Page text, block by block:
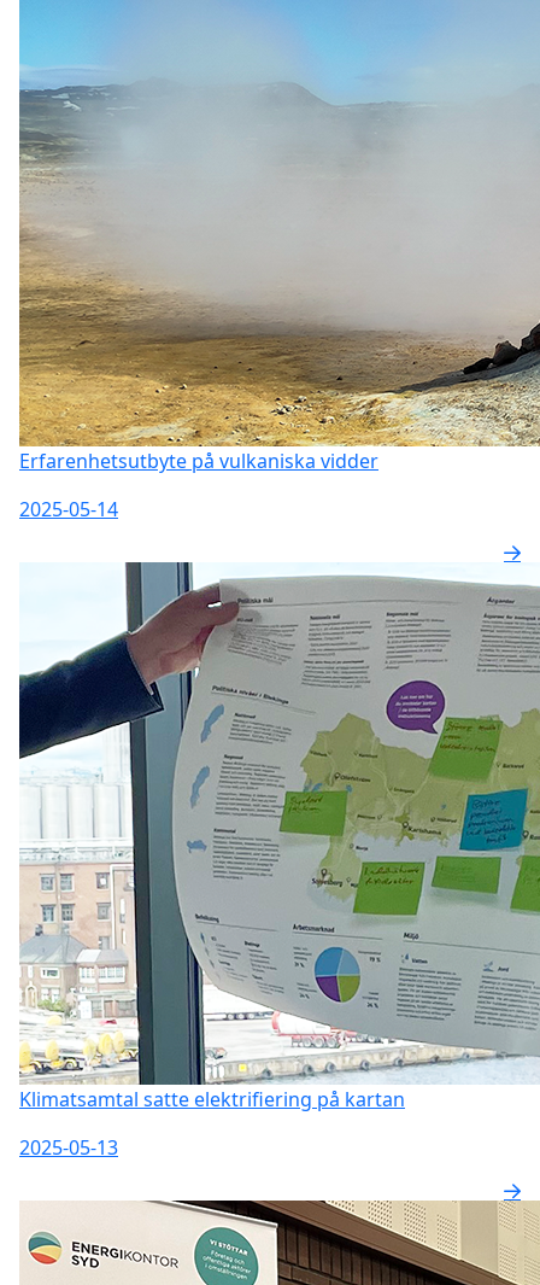
Erfarenhetsutbyte på vulkaniska vidder
2025-05-14
Klimatsamtal satte elektrifiering på kartan
2025-05-13